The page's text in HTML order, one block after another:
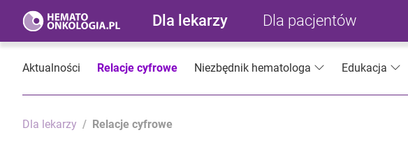
Dla lekarzy Dla pacjentów
Aktualności Relacje cyfrowe Niezbędnik hematologa Edukacja
Dla lekarzy Relacje cyfrowe